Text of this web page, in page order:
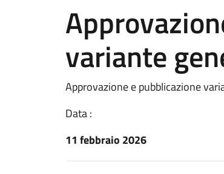
variante
Approvazione e pubblicazione
Data :
11 febbraio 2026